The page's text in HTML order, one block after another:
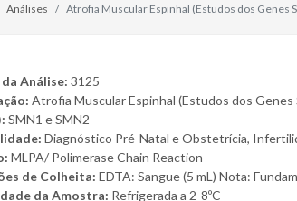
Análises Atrofia Muscular Espinhal (Estudos dos Genes
Análise: 3125
Atrofia Muscular Espinhal (Estudos dos Genes
SMN1 e SMN2
Diagnóstico Pré-Natal e Obstetrícia,
MLPA/ Polimerase Chain Reaction
de Colheita: EDTA: Sangue (5 mL) Nota:
da Amostra: Refrigerada a 2-8ºC